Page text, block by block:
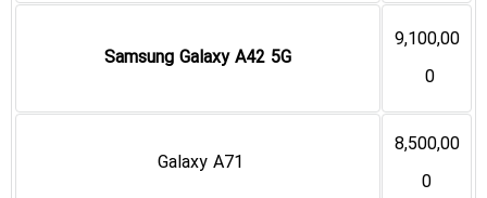
9,100,00
0
Samsung Galaxy A42 5G
8,500,00
0
Galaxy A71